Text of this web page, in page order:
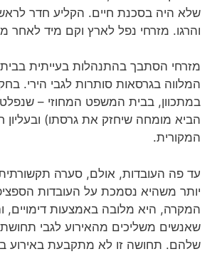
שלא היה בסכנת חיים. הקליע חדר
והרגו. מזרחי נפל לארץ וקם מיד לאחר
מזרחי הסתבך בהתנהלות בעייתית
המלווה בגרסאות סותרות לגבי הירי.
במתכוון, בבית המשפט המחוזי – שנפלט
הביא מומחה שיחזק את גרסתו) ובעליון
המקורית.
עד פה העובדות, אולם, סערה
יותר משהיא נסמכת על העובדות
המקרה, היא מלובה באמצעות דימויים,
שאנשים משליכים מהאירוע לגבי תחושת
שלהם. תחושה זו לא מתקבעת באירוע